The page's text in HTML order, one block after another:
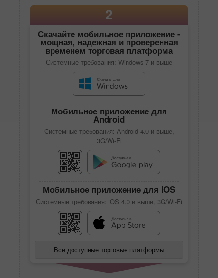
2
Скачайте мобильное приложение -
мощная, надежная и проверенная
временем торговая платформа
Системные требования: Windows 7 и выше
Мобильное приложение для
Android
Системные требования: Android 4.0 и выше,
3G/Wi-Fi
Мобильное приложение для IOS
Системные требования: iOS 4.0 и выше, 3G/Wi-Fi
Все доступные торговые платформы